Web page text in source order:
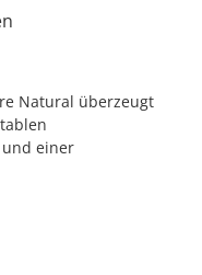
Natural überzeugt
und einer